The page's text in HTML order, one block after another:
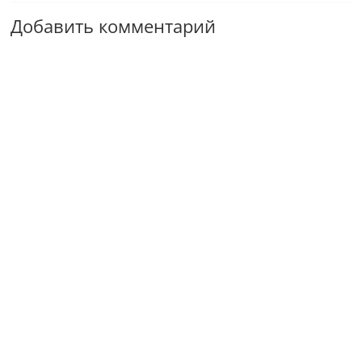
Добавить комментарий